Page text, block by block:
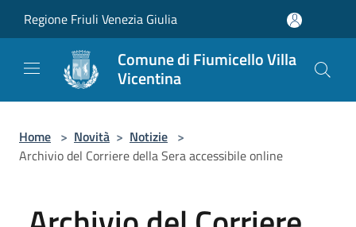
Regione Friuli Venezia Giulia
Comune di Fiumicello Villa
Vicentina
Home > Novità > Notizie >
Archivio del Corriere della Sera accessibile online